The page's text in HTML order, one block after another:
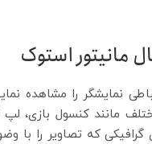
مانیتور استوک
نمایشگر را مشاهده
مانند کنسول بازی،
گرافیکی که تصاویر را